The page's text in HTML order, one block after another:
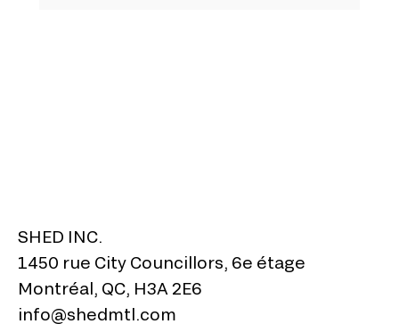
SHED INC.
1450 rue City Councillors, 6e étage
Montréal, QC, H3A 2E6
info@shedmtl.com